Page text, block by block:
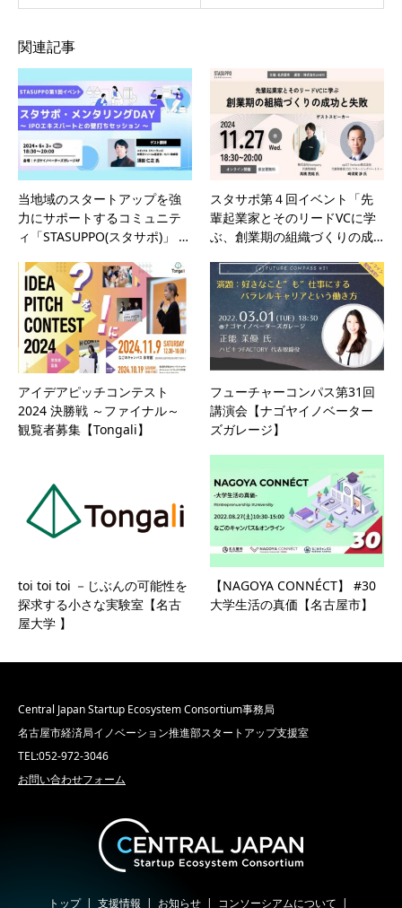
関連記事
当地域のスタートアップを強
力にサポートするコミュニテ
ィ「STASUPPO(スタサポ)」 …
スタサポ第４回イベント「先
輩起業家とそのリードVCに学
ぶ、創業期の組織づくりの成…
アイデアピッチコンテスト
2024 決勝戦 ～ファイナル～
観覧者募集【Tongali】
フューチャーコンパス第31回
講演会【ナゴヤイノベーター
ズガレージ】
toi toi toi －じぶんの可能性を
探求する小さな実験室【名古
屋大学 】
【NAGOYA CONNÉCT】 #30
大学生活の真価【名古屋市】
Central Japan Startup Ecosystem Consortium事務局
名古屋市経済局イノベーション推進部スタートアップ支援室
TEL:052-972-3046
お問い合わせフォーム
トップ 支援情報 お知らせ コンソーシアムについて